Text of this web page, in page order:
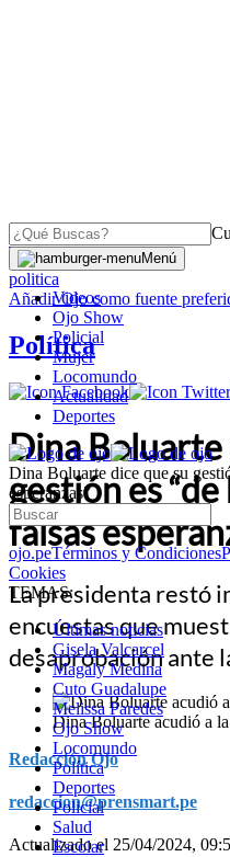
Menú
Videos
Ojo Show
Policial
Mujer
Locomundo
Actualidad
Deportes
Dina Boluarte dice que su
esperanzas”
ojo.peTérminos y Condiciones
Cookies
TEMAS:
Últimas noticias
Gisela Valcarcel
Magaly Medina
Cuto Guadalupe
Melissa Paredes
Ojo Show
Locomundo
Política
Deportes
Policial
Salud
Escolar
OJO
politica
AñadirOjocomo fuente
Política
Dina Boluarte
gestión es
falsas
La presidenta restó
encuestas que
desaprobación ante
Dina Boluarte acudió a
Redacción Ojo
redaccion@prensmart.pe
Actualizado el 25/04/2024,